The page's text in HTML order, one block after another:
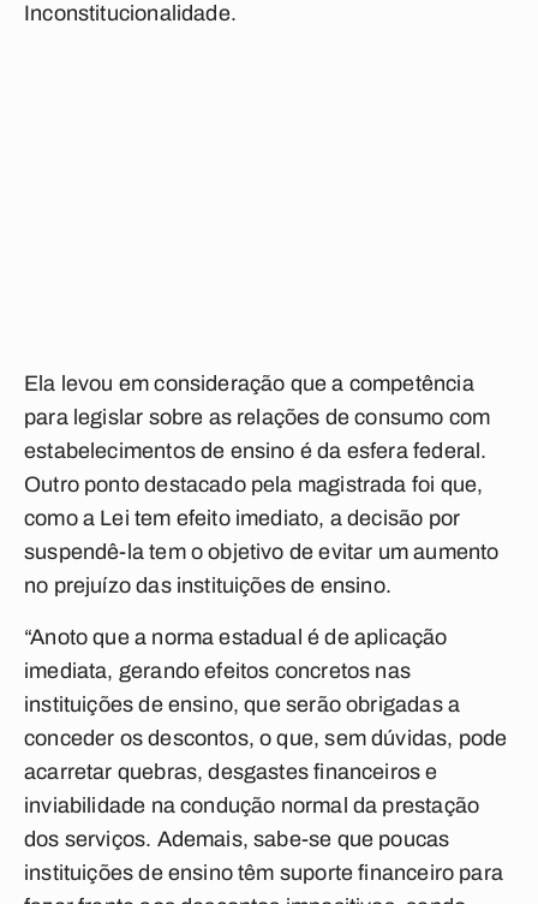
Inconstitucionalidade.
Ela levou em consideração que a competência
para legislar sobre as relações de consumo com
estabelecimentos de ensino é da esfera federal.
Outro ponto destacado pela magistrada foi que,
como a Lei tem efeito imediato, a decisão por
suspendê-la tem o objetivo de evitar um aumento
no prejuízo das instituições de ensino.
“Anoto que a norma estadual é de aplicação
imediata, gerando efeitos concretos nas
instituições de ensino, que serão obrigadas a
conceder os descontos, o que, sem dúvidas, pode
acarretar quebras, desgastes financeiros e
inviabilidade na condução normal da prestação
dos serviços. Ademais, sabe-se que poucas
instituições de ensino têm suporte financeiro para